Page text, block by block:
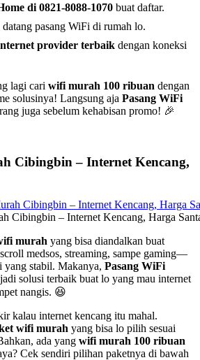
di 0821-8088-1070 buat daftar.
pasang WiFi di rumah lo.
provider terbaik dengan koneksi
lagi cari wifi murah 100 ribuan dengan
solusinya! Langsung aja Pasang WiFi
juga sebelum kehabisan promo! 🎉
Cibingbin – Internet Kencang,
Cibingbin – Internet Kencang, Harga
murah yang bisa diandalkan buat
medsos, streaming, sampe gaming—
yang stabil. Makanya, Pasang WiFi
solusi terbaik buat lo yang mau internet
nangis. 😆
kalau internet kencang itu mahal.
wifi murah yang bisa lo pilih sesuai
ada yang wifi murah 100 ribuan
Cek sendiri pilihan paketnya di bawah